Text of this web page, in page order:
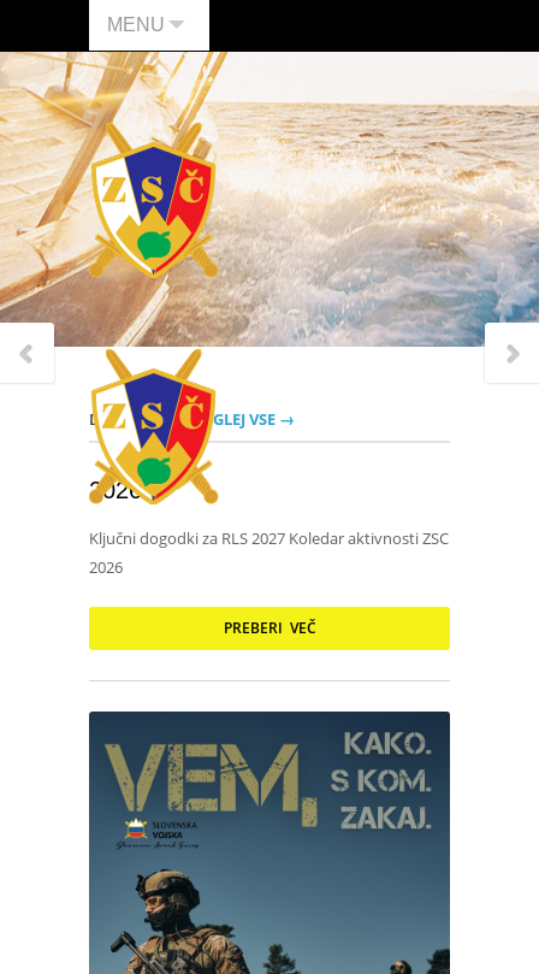
MENU
DOGODKI POGLEJ VSE →
2026
Ključni dogodki za RLS 2027 Koledar aktivnosti ZSC
2026
PREBERI VEČ